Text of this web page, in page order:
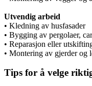
Utvendig arbeid
• Kledning av husfasader
• Bygging av pergolaer,
• Reparasjon eller
• Montering av gjerder og
Tips for å velge